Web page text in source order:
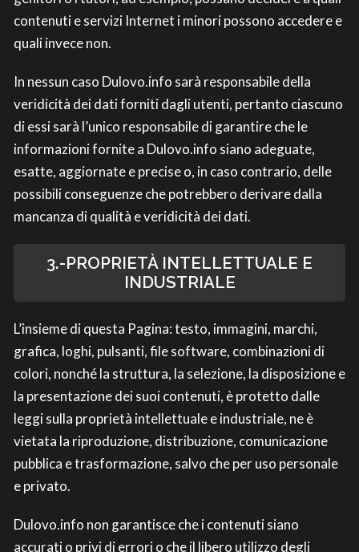
contenuti e servizi Internet i minori possono accedere e
quali invece non.
In nessun caso Dulovo.info sarà responsabile della
veridicità dei dati forniti dagli utenti, pertanto ciascuno
di essi sarà l’unico responsabile di garantire che le
informazioni fornite a Dulovo.info siano adeguate,
esatte, aggiornate e precise o, in caso contrario, delle
possibili conseguenze che potrebbero derivare dalla
mancanza di qualità e veridicità dei dati.
3.-PROPRIETÀ INTELLETTUALE E
INDUSTRIALE
L’insieme di questa Pagina: testo, immagini, marchi,
grafica, loghi, pulsanti, file software, combinazioni di
colori, nonché la struttura, la selezione, la disposizione e
la presentazione dei suoi contenuti, è protetto dalle
leggi sulla proprietà intellettuale e industriale, ne è
vietata la riproduzione, distribuzione, comunicazione
pubblica e trasformazione, salvo che per uso personale
e privato.
Dulovo.info non garantisce che i contenuti siano
accurati o privi di errori o che il libero utilizzo degli